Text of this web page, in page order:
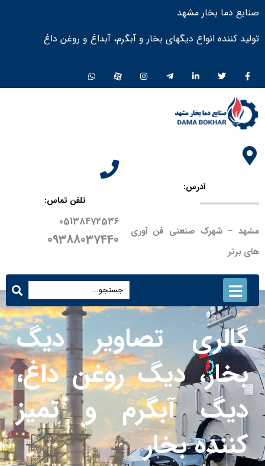
صنایع دما بخار مشهد
تولید کننده انواع دیگهای بخار و آبگرم، آبداغ و روغن داغ ​
آدرس:
مشهد – شهرک صنعتی فن آوری
های برتر
تلفن تماس:
05138472536
09388037440
گالری تصاویر دیگ
بخار، دیگ روغن داغ،
دیگ آبگرم و تمیز
کننده بخار